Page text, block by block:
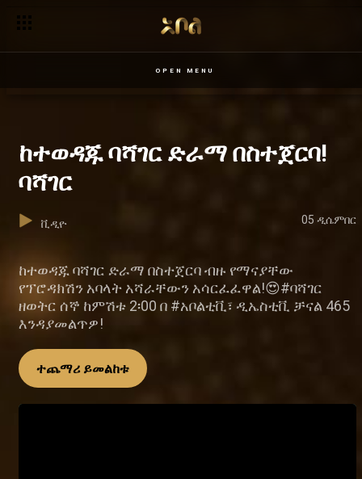
OPEN MENU
ከተወዳጁ ባሻገር ድራማ በስተጀርባ!
ባሻገር
ቪዲዮ 05 ዲሴምበር
ከተወዳጁ ባሻገር ድራማ በስተጀርባ ብዙ የማናያቸው
የፕሮዳክሽን አባላት አሻራቸውን አሳርፈፈዋል!😍#ባሻገር
ዘወትር ሰኞ ከምሽቱ 2፡00 በ #አቦልቲቪ፣ ዲኤስቲቪ ቻናል 465
እንዳያመልጥዎ!
ተጨማሪ ይመልከቱ